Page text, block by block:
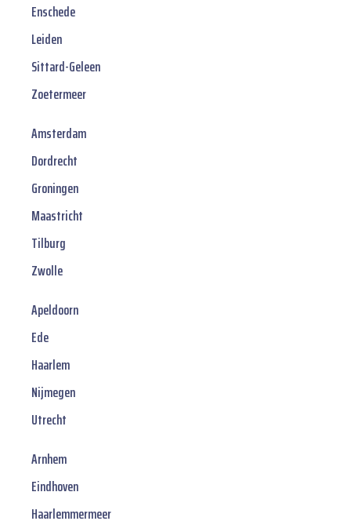
Enschede
Leiden
Sittard-Geleen
Zoetermeer
Amsterdam
Dordrecht
Groningen
Maastricht
Tilburg
Zwolle
Apeldoorn
Ede
Haarlem
Nijmegen
Utrecht
Arnhem
Eindhoven
Haarlemmermeer